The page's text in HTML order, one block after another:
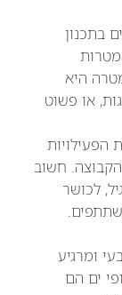
בתכנון
היא
או פשוט
הפעילויות
חשוב
לכושר
ומרגיע
ים הם